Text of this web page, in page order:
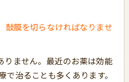
鼓膜を切らなければなりませ
りません。最近のお薬は効能
で治ることも多くあります。